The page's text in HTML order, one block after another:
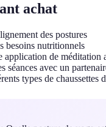
achat
des postures
besoins nutritionnels
application de méditation
séances avec un
types de chaussettes